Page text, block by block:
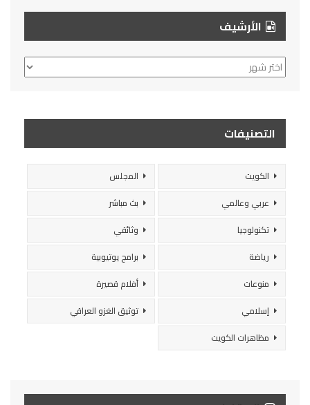
الأرشيف
الأرشيف
التصنيفات
الكويت
المجلس
عربي وعالمي
بث مباشر
تكنولوجيا
وثائقي
رياضة
برامج يوتيوبية
منوعات
أفلام قصيرة
إسلامي
توثيق الغزو العراقي
مظاهرات الكويت